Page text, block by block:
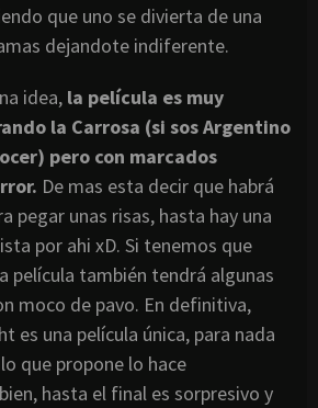
que uno se divierta de una
dejandote indiferente.
idea, la película es muy
la Carrosa (si sos Argentino
pero con marcados
De mas esta decir que habrá
pegar unas risas, hasta hay una
por ahi xD. Si tenemos que
película también tendrá algunas
moco de pavo. En definitiva,
es una película única, para nada
que propone lo hace
hasta el final es sorpresivo y